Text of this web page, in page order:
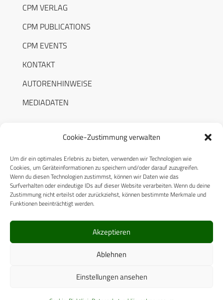
Cookie-Zustimmung verwalten
Um dir ein optimales Erlebnis zu bieten, verwenden wir Technologien wie
Cookies, um Geräteinformationen zu speichern und/oder darauf zuzugreifen.
Wenn du diesen Technologien zustimmst, können wir Daten wie das
Surfverhalten oder eindeutige IDs auf dieser Website verarbeiten. Wenn du deine
Zustimmung nicht erteilst oder zurückziehst, können bestimmte Merkmale und
Funktionen beeinträchtigt werden.
Akzeptieren
Ablehnen
Einstellungen ansehen
CPM VERLAG
CPM PUBLICATIONS
CPM EVENTS
KONTAKT
AUTORENHINWEISE
MEDIADATEN
RECHTLICHES
Datenschutzerklärung
Cookie-Richtlinie (EU)